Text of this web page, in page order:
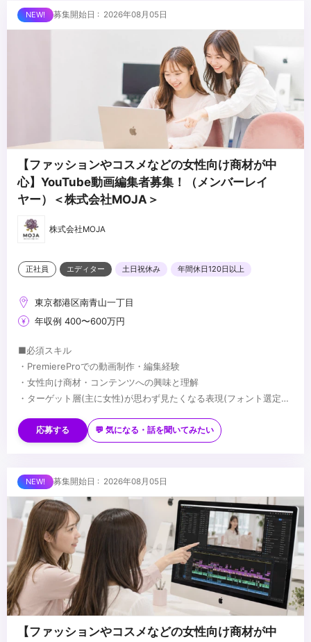
■求める人物像
・IT企業での企画経験があり、経験の幅を広げたい方
・チームスポーツをするように働きたい方
・スポーツファンを増やしたいと思っている方
・選手やチームの成功を自分事として喜べる方
募集開始日 : 2026年08月05日
【ファッションやコスメなどの女性向け商材が中
心】YouTube動画編集者募集！（メンバーレイ
ヤー）＜株式会社MOJA＞
株式会社MOJA
正社員 エディター 土日祝休み 年間休日120日以上
東京都港区南青山一丁目
年収例 400〜600万円
■必須スキル
・PremiereProでの動画制作・編集経験
・女性向け商材・コンテンツへの興味と理解
・ターゲット層(主に女性)が思わず見たくなる表現(フォント選定・
※応募時は、ポートフォリオor制作物のURLのご提出をお願いしま
す
外とさせていただきます
・PhotoshopやIllustratorを用いたデザイン経験がある方
・AfterEffectsの使用経験がある方
■求める人物像
・自ら仕事を取りに行き、プロフェッショナルとして成長する意欲
のある方
・責任感のある方
・周りのメンバーと協調・協業ができる方
...
応募する 💬 気になる・話を聞いてみたい
募集開始日 : 2026年08月05日
【ファッションやコスメなどの女性向け商材が中